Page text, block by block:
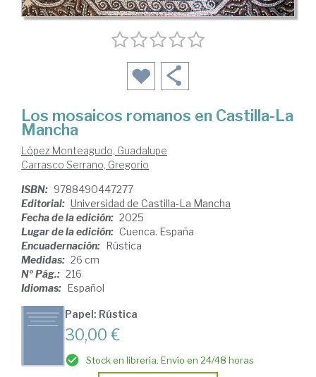
Los mosaicos romanos en Castilla-La
Mancha
López Monteagudo, Guadalupe
Carrasco Serrano, Gregorio
ISBN: 9788490447277
Editorial: Universidad de Castilla-La Mancha
Fecha de la edición: 2025
Lugar de la edición: Cuenca. España
Encuadernación: Rústica
Medidas: 26 cm
Nº Pág.: 216
Idiomas: Español
Papel: Rústica
30,00 €
Stock en librería. Envío en 24/48 horas